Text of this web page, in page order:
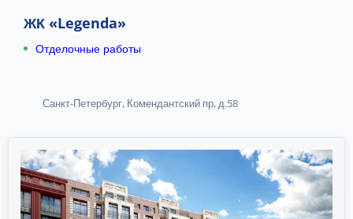
ЖК «Legenda»
Отделочные работы
Санкт-Петербург, Комендантский пр, д.58